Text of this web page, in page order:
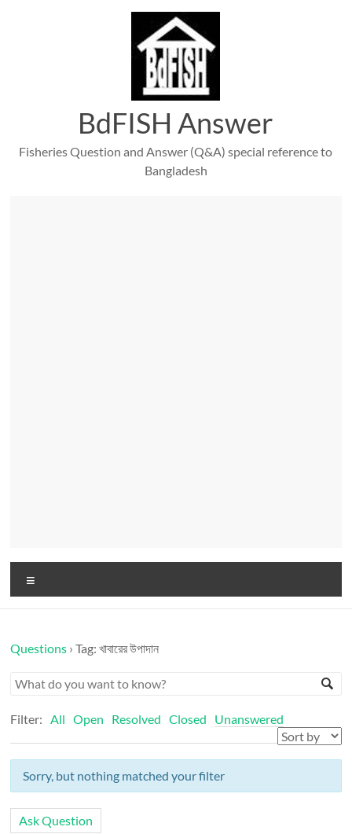
BdFISH Answer
Fisheries Question and Answer (Q&A) special reference to
Bangladesh
Questions ›Tag: খাবারের উপাদান
Filter: All Open Resolved Closed Unanswered
Sorry, but nothing matched your filter
Ask Question